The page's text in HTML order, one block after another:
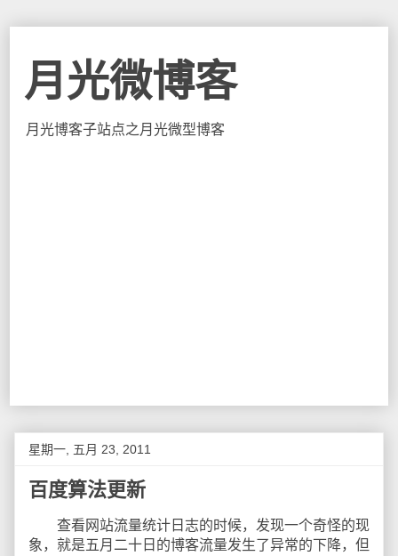
月光微博客
月光博客子站点之月光微型博客
星期一, 五月 23, 2011
百度算法更新
查看网站流量统计日志的时候，发现一个奇怪的现
象，就是五月二十日的博客流量发生了异常的下降，但